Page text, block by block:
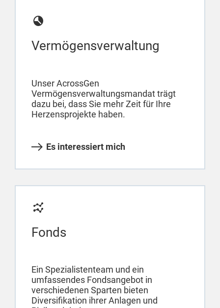
Vermögensverwaltung
Unser AcrossGen
Vermögensverwaltungsmandat trägt
dazu bei, dass Sie mehr Zeit für Ihre
Herzensprojekte haben.
Es interessiert mich
Fonds
Ein Spezialistenteam und ein
umfassendes Fondsangebot in
verschiedenen Sparten bieten
Diversifikation ihrer Anlagen und